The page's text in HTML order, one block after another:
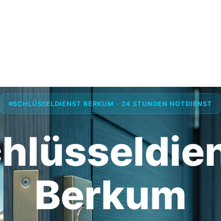
SCHLÜSSELDIENST BERKUM - 24 STUNDEN NOTDIENST
Berkum